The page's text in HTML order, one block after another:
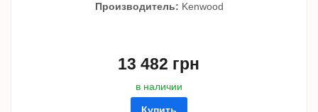
Производитель: Kenwood
13 482 грн
в наличии